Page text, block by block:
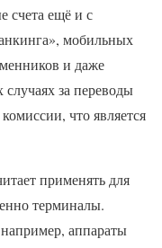
счета ещё и с
мобильных
и даже
за переводы
что является
применять для
терминалы.
аппараты